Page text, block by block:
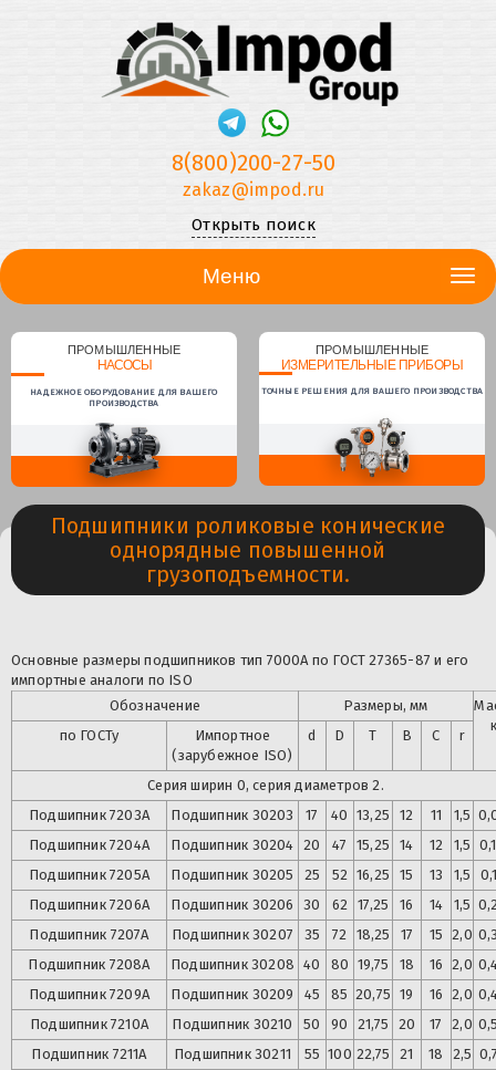
8(800)200-27-50
zakaz@impod.ru
Открыть поиск
Меню
ПРОМЫШЛЕННЫЕ
НАСОСЫ
НАДЕЖНОЕ ОБОРУДОВАНИЕ ДЛЯ ВАШЕГО
ПРОИЗВОДСТВА
ПРОМЫШЛЕННЫЕ
ИЗМЕРИТЕЛЬНЫЕ ПРИБОРЫ
ТОЧНЫЕ РЕШЕНИЯ ДЛЯ ВАШЕГО ПРОИЗВОДСТВА
Подшипники роликовые конические
однорядные повышенной
грузоподъемности.
Основные размеры подшипников тип 7000А по ГОСТ 27365-87 и его
импортные аналоги по ISO
Обозначение
Размеры, мм
по ГОСТу
Импортное
(зарубежное ISO)
d D T B C r
Серия ширин 0, серия диаметров 2.
Подшипник 7203А
Подшипник 30203 17 40 13,25 12 11 1,5
Подшипник 7204А Подшипник 30204 20 47 15,25 14 12 1,5
Подшипник 7205А Подшипник 30205 25 52 16,25 15 13 1,5
Подшипник 7206А Подшипник 30206 30 62 17,25 16 14 1,5
Подшипник 7207А Подшипник 30207 35 72 18,25 17 15 2,0
Подшипник 7208А Подшипник 30208 40 80 19,75 18 16 2,0
Подшипник 7209А Подшипник 30209 45 85 20,75 19 16 2,0
Подшипник 7210А Подшипник 30210 50 90 21,75 20 17 2,0
Подшипник 7211А Подшипник 30211 55 100 22,75 21 18 2,5